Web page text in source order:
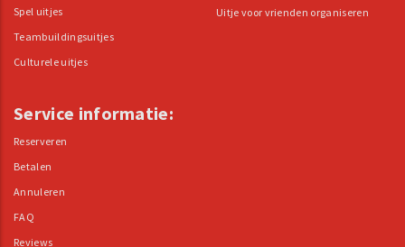
Spel uitjes
Teambuildingsuitjes
Culturele uitjes
Uitje voor vrienden organiseren
Service informatie:
Reserveren
Betalen
Annuleren
FAQ
Reviews